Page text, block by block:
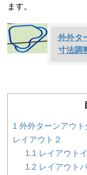
ます。
外外タ
寸法調
1 外外ターンアウ
レイアウト２
1.1レイアウト
1.2レイアウト